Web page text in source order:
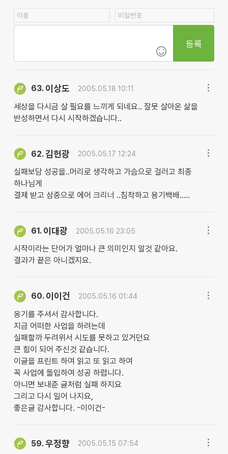
등록
63. 이상도 2005.05.18 10:11
세상을 다시금 살 필요를 느끼게 되네요.. 잘못 살아온 삶을
반성하면서 다시 시작하겠습니다..
62.김헌광 2005.05.17 12:24
실패보담 성공을..머리로 생각하고 가슴으로 걸러고 최종
하나님게
결제 받고 삼중으로 에어 크리너 ..침착하고 용기백배.....
61. 이대광 2005.05.16 23:05
시작이라는 단어가 얼마나 큰 의미인지 알것 같아요.
결과가 끝은 아니겠지요.
60. 이이건 2005.05.16 01:44
옹기를 주셔서 감사합니다.
지금 어떠한 사업을 하려는데
실패할까 두려위서 시도를 못하고 있거던요
큰 힘이 되어 주신것 같습니다.
이글을 프린트 하여 읽고 또 읽고 하여
꼭 사업에 돌입하여 성공 하렵니다.
아니면 보내준 글처럼 실패 하지요
그리고 다시 일어 나지요,
좋은글 감사합니다. -이이건-
59.우정향 2005.05.15 07:54